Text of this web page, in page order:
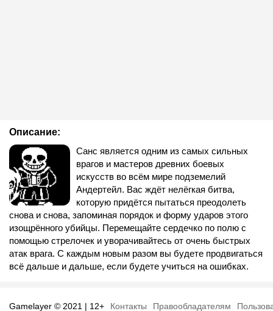
Описание:
Санс является одним из самых сильных
врагов и мастеров древних боевых
искусств во всём мире подземелий
Андертейл. Вас ждёт нелёгкая битва,
которую придётся пытаться преодолеть
снова и снова, запоминая порядок и форму ударов этого
изощрённого убийцы. Перемещайте сердечко по полю с
помощью стрелочек и уворачивайтесь от очень быстрых
атак врага. С каждым новым разом вы будете продвигаться
всё дальше и дальше, если будете учиться на ошибках.
Gamelayer © 2021 | 12+ Контакты Правообладателям